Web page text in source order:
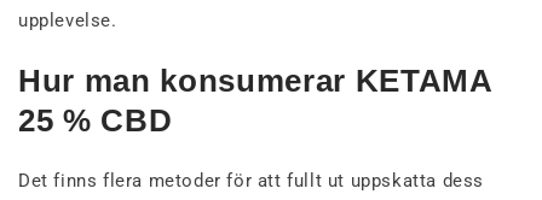
upplevelse.
Hur man konsumerar KETAMA
25 % CBD
Det finns flera metoder för att fullt ut uppskatta dess